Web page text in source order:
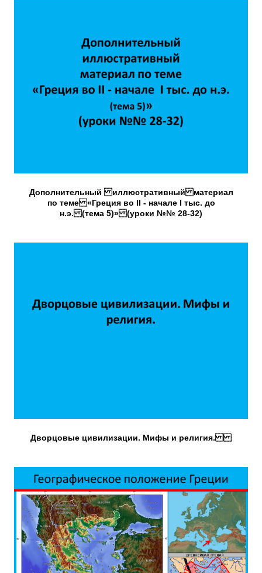
Дополнительный иллюстративный материал
по теме «Греция во II - начале I тыс. до
н.э. (тема 5)» (уроки №№ 28-32)
Дворцовые цивилизации. Мифы и религия.